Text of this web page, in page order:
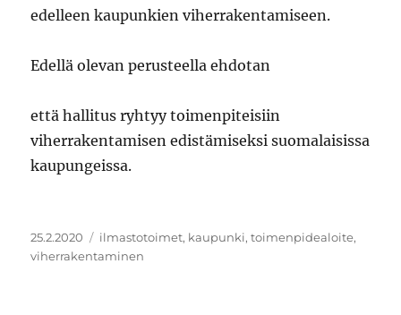
edelleen kaupunkien viherrakentamiseen.
Edellä olevan perusteella ehdotan
että hallitus ryhtyy toimenpiteisiin
viherrakentamisen edistämiseksi suomalaisissa
kaupungeissa.
Julkaistu
25.2.2020 Avainsanat
ilmastotoimet, kaupunki,toimenpidealoite,
viherrakentaminen